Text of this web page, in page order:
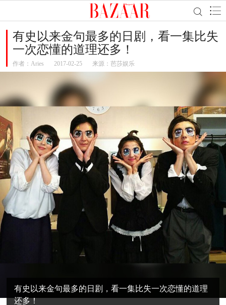
有史以来金句最多的日剧，看一集比失
一次恋懂的道理还多！
作者： Aries 2017-02-25 来源：芭莎娱乐
有史以来金句最多的日剧，看一集比失一次恋懂的道理
还多！